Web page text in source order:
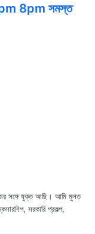
8pm সমস্ত
সঙ্গে যুক্ত আছি। আমি মুলত
সরকারি প্রকল্প,